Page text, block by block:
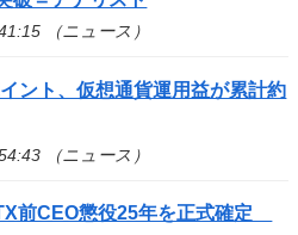
（ニュース）
ント、仮想通貨運用益が累計約
（ニュース）
前CEO懲役25年を正式確定